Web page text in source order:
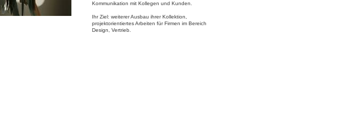
Kommunikation mit Kollegen und Kunden.
Ihr Ziel: weiterer Ausbau ihrer Kollektion,
projektorientiertes Arbeiten für Firmen im Bereich
Design, Vertrieb.